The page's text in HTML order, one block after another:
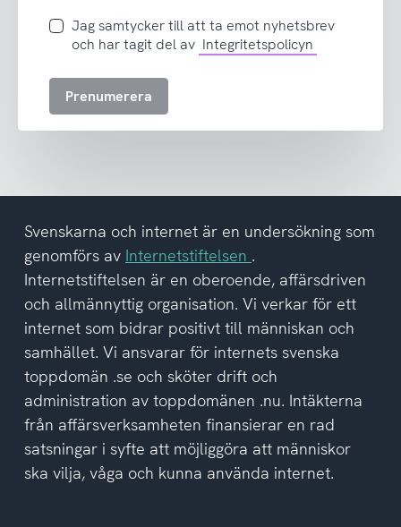
Jag
samtycker
att
del
av
integritetspolicyn
Jag samtycker till att ta emot nyhetsbrev
och har tagit del av Integritetspolicyn
Prenumerera
Svenskarna och internet är en undersökning som
genomförs av Internetstiftelsen .
Internetstiftelsen är en oberoende, affärsdriven
och allmännyttig organisation. Vi verkar för ett
internet som bidrar positivt till människan och
samhället. Vi ansvarar för internets svenska
toppdomän .se och sköter drift och
administration av toppdomänen .nu. Intäkterna
från affärsverksamheten finansierar en rad
satsningar i syfte att möjliggöra att människor
ska vilja, våga och kunna använda internet.